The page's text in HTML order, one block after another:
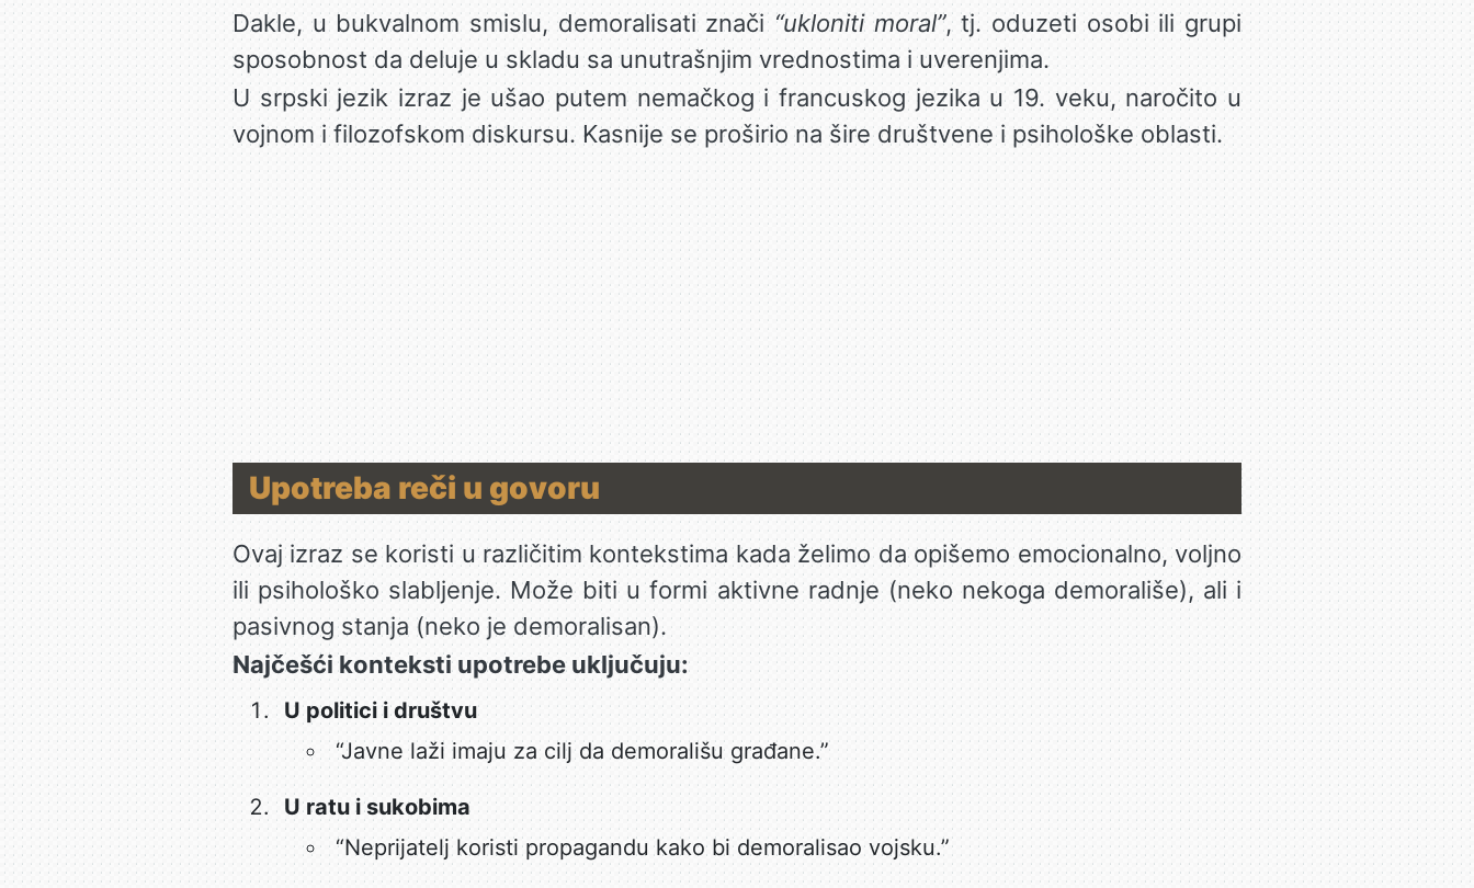
Dakle, u bukvalnom smislu, demoralisati znači “ukloniti moral”, tj. oduzeti osobi ili grupi
sposobnost da deluje u skladu sa unutrašnjim vrednostima i uverenjima.
U srpski jezik izraz je ušao putem nemačkog i francuskog jezika u 19. veku, naročito u
vojnom i filozofskom diskursu. Kasnije se proširio na šire društvene i psihološke oblasti.
Upotreba reči u govoru
Ovaj izraz se koristi u različitim kontekstima kada želimo da opišemo emocionalno, voljno
ili psihološko slabljenje. Može biti u formi aktivne radnje (neko nekoga demorališe), ali i
pasivnog stanja (neko je demoralisan).
Najčešći konteksti upotrebe uključuju:
U politici i društvu
“Javne laži imaju za cilj da demorališu građane.”
U ratu i sukobima
“Neprijatelj koristi propagandu kako bi demoralisao vojsku.”